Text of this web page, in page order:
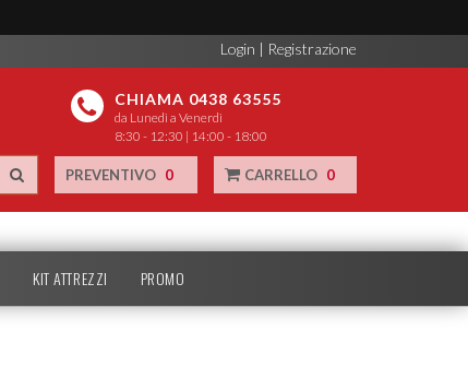
Login | Registrazione
CHIAMA 0438 63555
da Lunedì a Venerdì
8:30 - 12:30 | 14:00 - 18:00
PREVENTIVO 0 CARRELLO 0
KIT ATTREZZI PROMO